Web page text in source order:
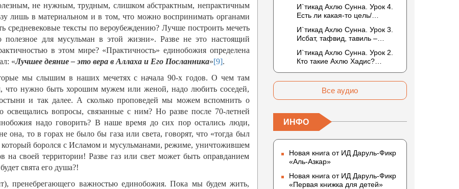
не нужным, трудным, слишком абстрактным, непрактичным
лишь в материальном и в том, что можно воспринимать органами
средневековые тексты по вероубеждению? Лучше построить мечеть
полезное для мусульман в этой жизни». Разве не это настоящий
в этом мире? «Практичность» единобожия определена
«Лучшее деяние – это вера в Аллаха и Его Посланника»[9].
мы слышим в наших мечетях с начала 90-х годов. О чем там
что нужно быть хорошим мужем или женой, надо любить соседей,
и так далее. А сколько проповедей мы можем вспомнить о
вопросы, связанные с ним? Но разве после 70-летней
надо говорить? В наше время до сих пор остались люди,
то в горах не было бы газа или света, говорят, что «тогда был
боролся с Исламом и мусульманами, режиме, уничтожившем
на своей территории! Разве газ или свет может быть оправданием
свята его душа?!
пренебрегающего важностью единобожия. Пока мы будем жить,
сифатов. Описание Аллаха
сифатом «вадж» (букв.: лик)
И`тикад Ахлю Сунна. Урок 4.
Есть ли какая-то цель/
Всевышнего? Можно ли
отрицать в отношении Аллаха
недостатки, отрицание
которых не пришло в Коране
и Сунне? Концепция ибн
И`тикад Ахлю Сунна. Урок 3.
Исбат, тафвид, тавиль –
муташабихат. Можно ли
переводить сифаты аль-
хабария на русский язык? Что
означает утверждение
сифата «биля кейфа» (без
образа)?
И`тикад Ахлю Сунна. Урок 2.
Кто такие Ахлю Хадис?
Атрибутов Всевышнего
Все аудио
ИНФО
Новая книга от ИД Даруль-Фикр
«Аль-Азкар»
Новая книга от ИД Даруль-Фикр
«Первая книжка для детей»